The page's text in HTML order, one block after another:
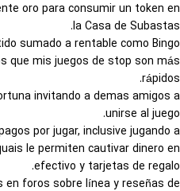
oro para consumir un token en
la Casa de Subastas.
sumado a rentable como Bingo
que mis juegos de stop son más
rápidos.
invitando a demas amigos a
unirse al juego.
por jugar, inclusive jugando a
le permiten cautivar dinero en
efectivo y tarjetas de regalo.
en foros sobre línea y reseñas de